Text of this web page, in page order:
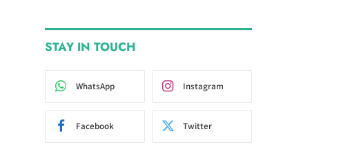
STAY IN TOUCH
WhatsApp Instagram
Facebook Twitter